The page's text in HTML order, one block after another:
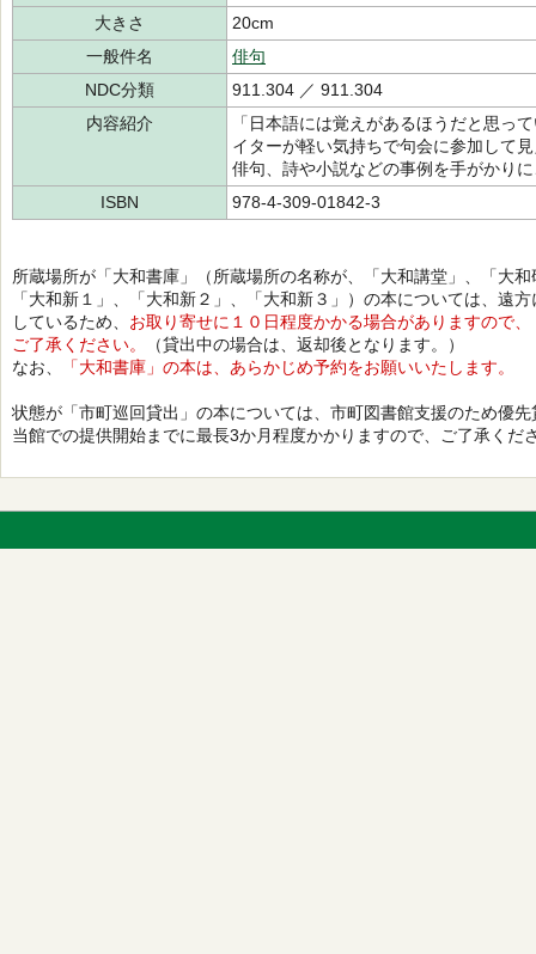
大きさ
20cm
一般件名
俳句
NDC分類
911.304 ／ 911.304
内容紹介
「日本語には覚えがあるほうだと思っ
イターが軽い気持ちで句会に参加して
俳句、詩や小説などの事例を手がかり
ISBN
978-4-309-01842-3
所蔵場所が「大和書庫」（所蔵場所の名称が、「大和講堂」、「大和
「大和新１」、「大和新２」、「大和新３」）の本については、遠方
しているため、 お取り寄せに１０日程度かかる場合がありますので、
ご了承ください。
（貸出中の場合は、返却後となります。）
なお、
「大和書庫」の本は、あらかじめ予約をお願いいたします。
状態が「市町巡回貸出」の本については、市町図書館支援のため優
当館での提供開始までに最長3か月程度かかりますので、ご了承くだ